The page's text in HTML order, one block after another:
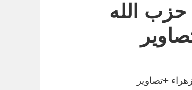
حزب الله
+تصاویر